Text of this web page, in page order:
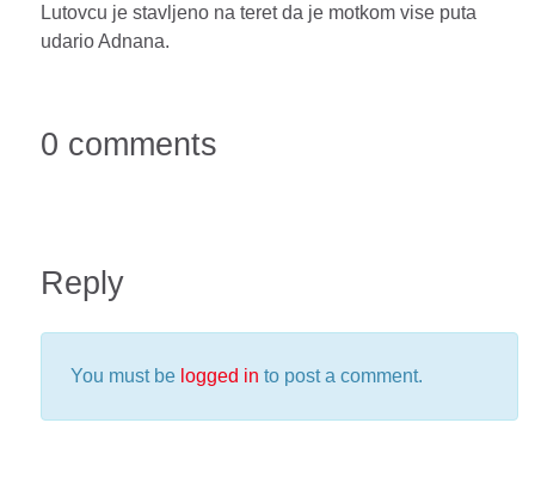
Lutovcu je stavljeno na teret da je motkom vise puta
udario Adnana.
0 comments
Reply
You must be logged in to post a comment.